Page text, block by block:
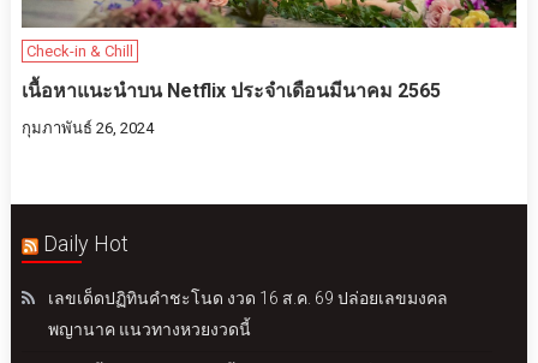
Check-in & Chill
เนื้อหาแนะนำบน Netflix ประจำเดือนมีนาคม 2565
กุมภาพันธ์ 26, 2024
Daily Hot
เลขเด็ดปฏิทินคำชะโนด งวด 16 ส.ค. 69 ปล่อยเลขมงคล
พญานาค แนวทางหวยงวดนี้